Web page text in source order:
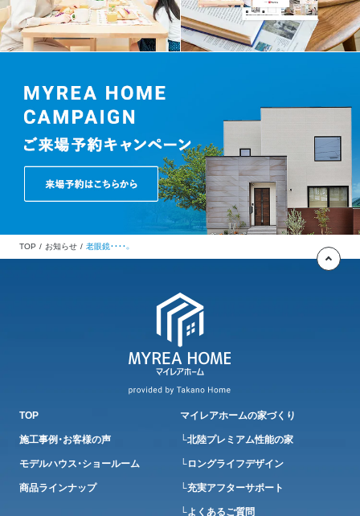
TOP お知らせ 老眼鏡・・・・。
TOP
施工事例・お客様の声
モデルハウス・ショールーム
商品ラインナップ
マイレアホームの家づくり
└北陸プレミアム性能の家
└ロングライフデザイン
└充実アフターサポート
└よくあるご質問